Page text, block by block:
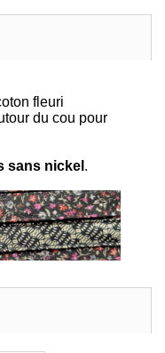
fleuri
du cou pour
sans nickel .